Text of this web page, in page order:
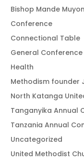
Bishop Mande
Conference
Connectional Table
General Conference
Health
Methodism founder
North Katanga
Tanganyika Annual
Tanzania Annual
Uncategorized
United Methodist